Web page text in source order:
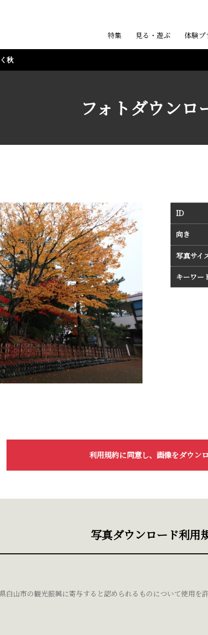
特集 見る・遊ぶ 体験プ
秋
フォトダウンロ
ID
向き
写真サイ
キーワー
利用規約に同意し、 画像をダウン
写真ダウンロード利用
白山市の観光振興に寄与すると認められるものについて使用